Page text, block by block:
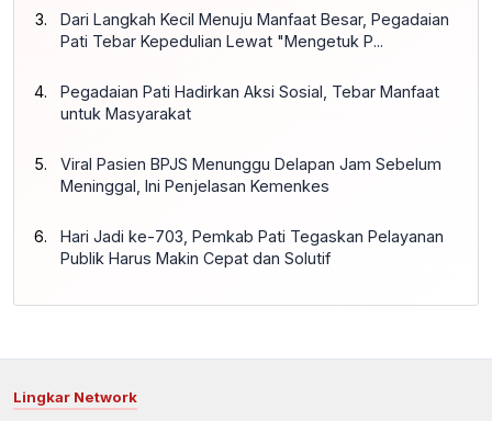
Dari Langkah Kecil Menuju Manfaat Besar, Pegadaian
Pati Tebar Kepedulian Lewat "Mengetuk P...
Pegadaian Pati Hadirkan Aksi Sosial, Tebar Manfaat
untuk Masyarakat
Viral Pasien BPJS Menunggu Delapan Jam Sebelum
Meninggal, Ini Penjelasan Kemenkes
Hari Jadi ke-703, Pemkab Pati Tegaskan Pelayanan
Publik Harus Makin Cepat dan Solutif
Lingkar Network